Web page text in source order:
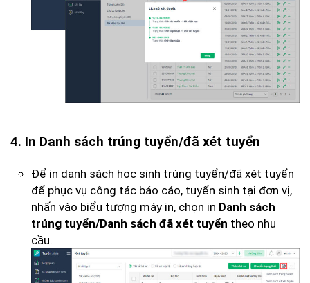
4. In Danh sách trúng tuyển/đã xét tuyển
Để in danh sách học sinh trúng tuyển/đã xét tuyển
để phục vụ công tác báo cáo, tuyển sinh tại đơn vị,
nhấn vào biểu tượng máy in, chọn in Danh sách
trúng tuyển/Danh sách đã xét tuyển theo nhu
cầu.